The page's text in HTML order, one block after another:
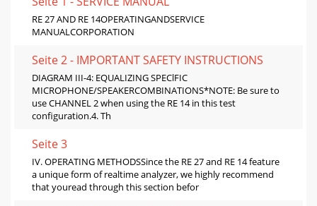
RE 27 AND RE 14OPERATINGANDSERVICE
MANUALCORPORATION
Seite 2 - IMPORTANT SAFETY INSTRUCTIONS
DIAGRAM III-4: EQUALIZING SPEClFIC
MICROPHONE/SPEAKERCOMBINATIONS*NOTE: Be sure to
use CHANNEL 2 when using the RE 14 in this test
configuration.4. Th
Seite 3
IV. OPERATING METHODSSince the RE 27 and RE 14 feature
a unique form of realtime analyzer, we highly recommend
that youread through this section befor